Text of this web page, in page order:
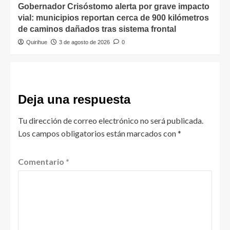
Gobernador Crisóstomo alerta por grave impacto
vial: municipios reportan cerca de 900 kilómetros
de caminos dañados tras sistema frontal
Quirihue 3 de agosto de 2026 0
Deja una respuesta
Tu dirección de correo electrónico no será publicada.
Los campos obligatorios están marcados con*
Comentario *